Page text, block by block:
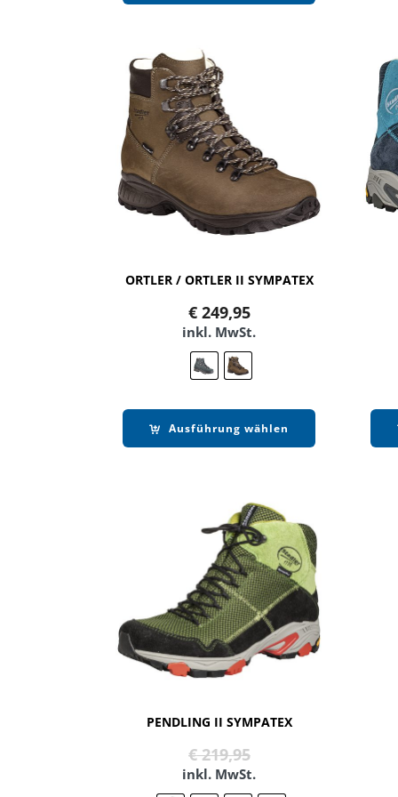
ORTLER / ORTLER II SYMPATEX
€249,95
inkl. MwSt.
Ausführung wählen
PENDLING II SYMPATEX
€219,95Ursprünglicher
Preis
Aktueller
Preis
inkl. MwSt.